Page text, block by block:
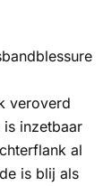
veroverd
is inzetbaar
al
is blij als